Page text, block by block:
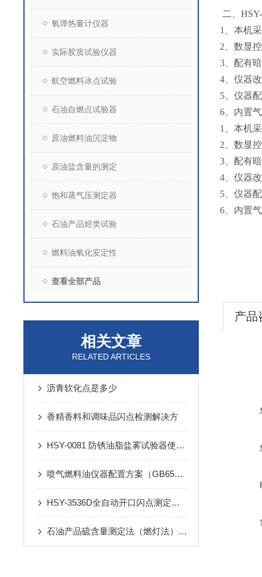
氧弹热量计仪器
实际胶质试验仪器
航空燃料冰点试验
石油自燃点试验器
原油燃料油沉淀物
原油盐含量的测定
饱和蒸气压测定器
石油产品烃类试验
燃料油氧化安定性
查看全部产品
相关文章
RELATED ARTICLES
沥青软化点是多少
香精香料和调味品闪点检测解决方
HSY-0081 防锈油脂盐雾试验器使用操作规程（依据 SH/T 0081-91 标准）
喷气燃料油仪器配置方案（GB6537 3号喷气燃料）
HSY-3536D全自动开口闪点测定仪使用具体步骤
石油产品硫含量测定法（燃灯法）是什么
二、
1、本机
2、数显
3、配有
4、仪器
5、仪器
6、内置
1、本机
2、数显
3、配有
4、仪器
5、仪器
6、内置
产品